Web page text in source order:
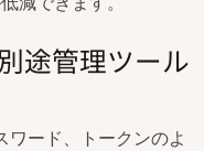
途管理ツール
ワード、トークンのよ